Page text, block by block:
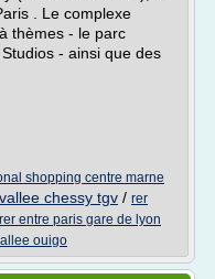
. Le complexe
thèmes - le parc
- ainsi que des
shopping centre marne
chessy tgv / rer
rer entre paris gare de lyon
ouigo